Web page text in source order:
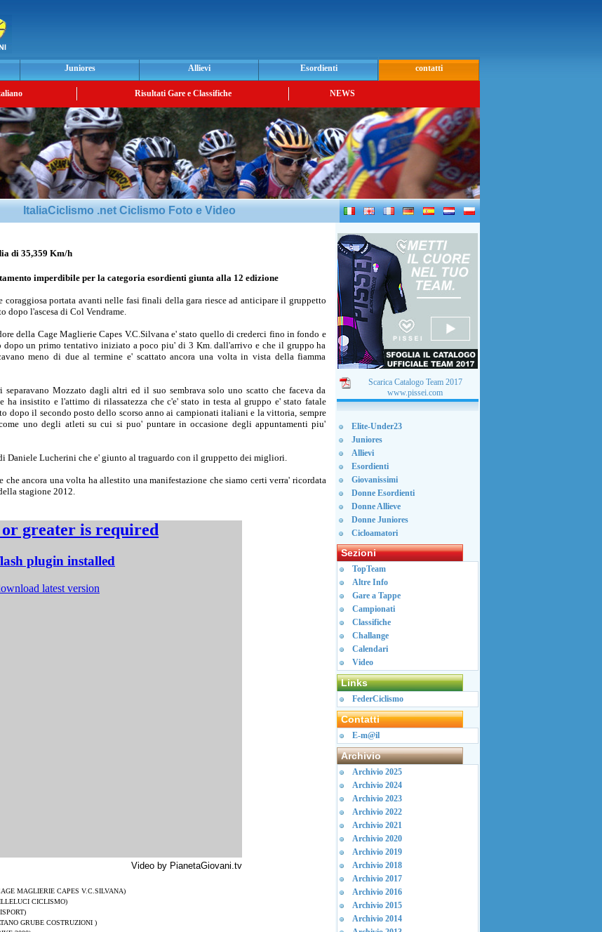
Juniores Allievi Esordienti contatti
Risultati Gare e Classifiche NEWS
ItaliaCiclismo .net Ciclismo Foto e Video
di 35,359 Km/h
imperdibile per la categoria esordienti giunta alla 12 edizione
coraggiosa portata avanti nelle fasi finali della gara riesce ad anticipare il gruppetto
dopo l'ascesa di Col Vendrame.
della Cage Maglierie Capes V.C.Silvana e' stato quello di crederci fino in fondo e
dopo un primo tentativo iniziato a poco piu' di 3 Km. dall'arrivo e che il gruppo ha
meno di due al termine e' scattato ancora una volta in vista della fiamma
Mozzato dagli altri ed il suo sembrava solo uno scatto che faceva da
insistito e l'attimo di rilassatezza che c'e' stato in testa al gruppo e' stato fatale
dopo il secondo posto dello scorso anno ai campionati italiani e la vittoria, sempre
uno degli atleti su cui si puo' puntare in occasione degli appuntamenti piu'
Daniele Lucherini che e' giunto al traguardo con il gruppetto dei migliori.
che ancora una volta ha allestito una manifestazione che siamo certi verra' ricordata
stagione 2012.
Video by PianetaGiovani.tv
MAGLIERIE CAPES V.C.SILVANA)
CICLISMO)
GRUBE COSTRUZIONI )
Scarica Catalogo Team 2017
www.pissei.com
Elite-Under23
Juniores
Allievi
Esordienti
Giovanissimi
Donne Esordienti
Donne Allieve
Donne Juniores
Cicloamatori
Sezioni
TopTeam
Altre Info
Gare a Tappe
Campionati
Classifiche
Challange
Calendari
Video
Links
FederCiclismo
Contatti
E-m@il
Archivio
Archivio 2025
Archivio 2024
Archivio 2023
Archivio 2022
Archivio 2021
Archivio 2020
Archivio 2019
Archivio 2018
Archivio 2017
Archivio 2016
Archivio 2015
Archivio 2014